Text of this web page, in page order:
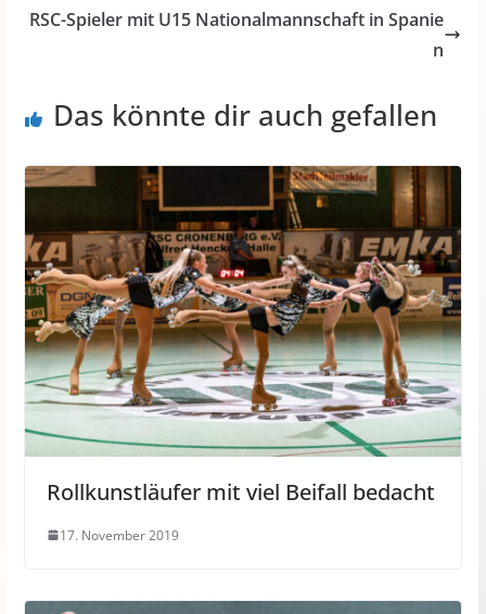
RSC-Spieler mit U15 Nationalmannschaft in Spanie
n
Das könnte dir auch gefallen
Rollkunstläufer mit viel Beifall bedacht
17. November 2019